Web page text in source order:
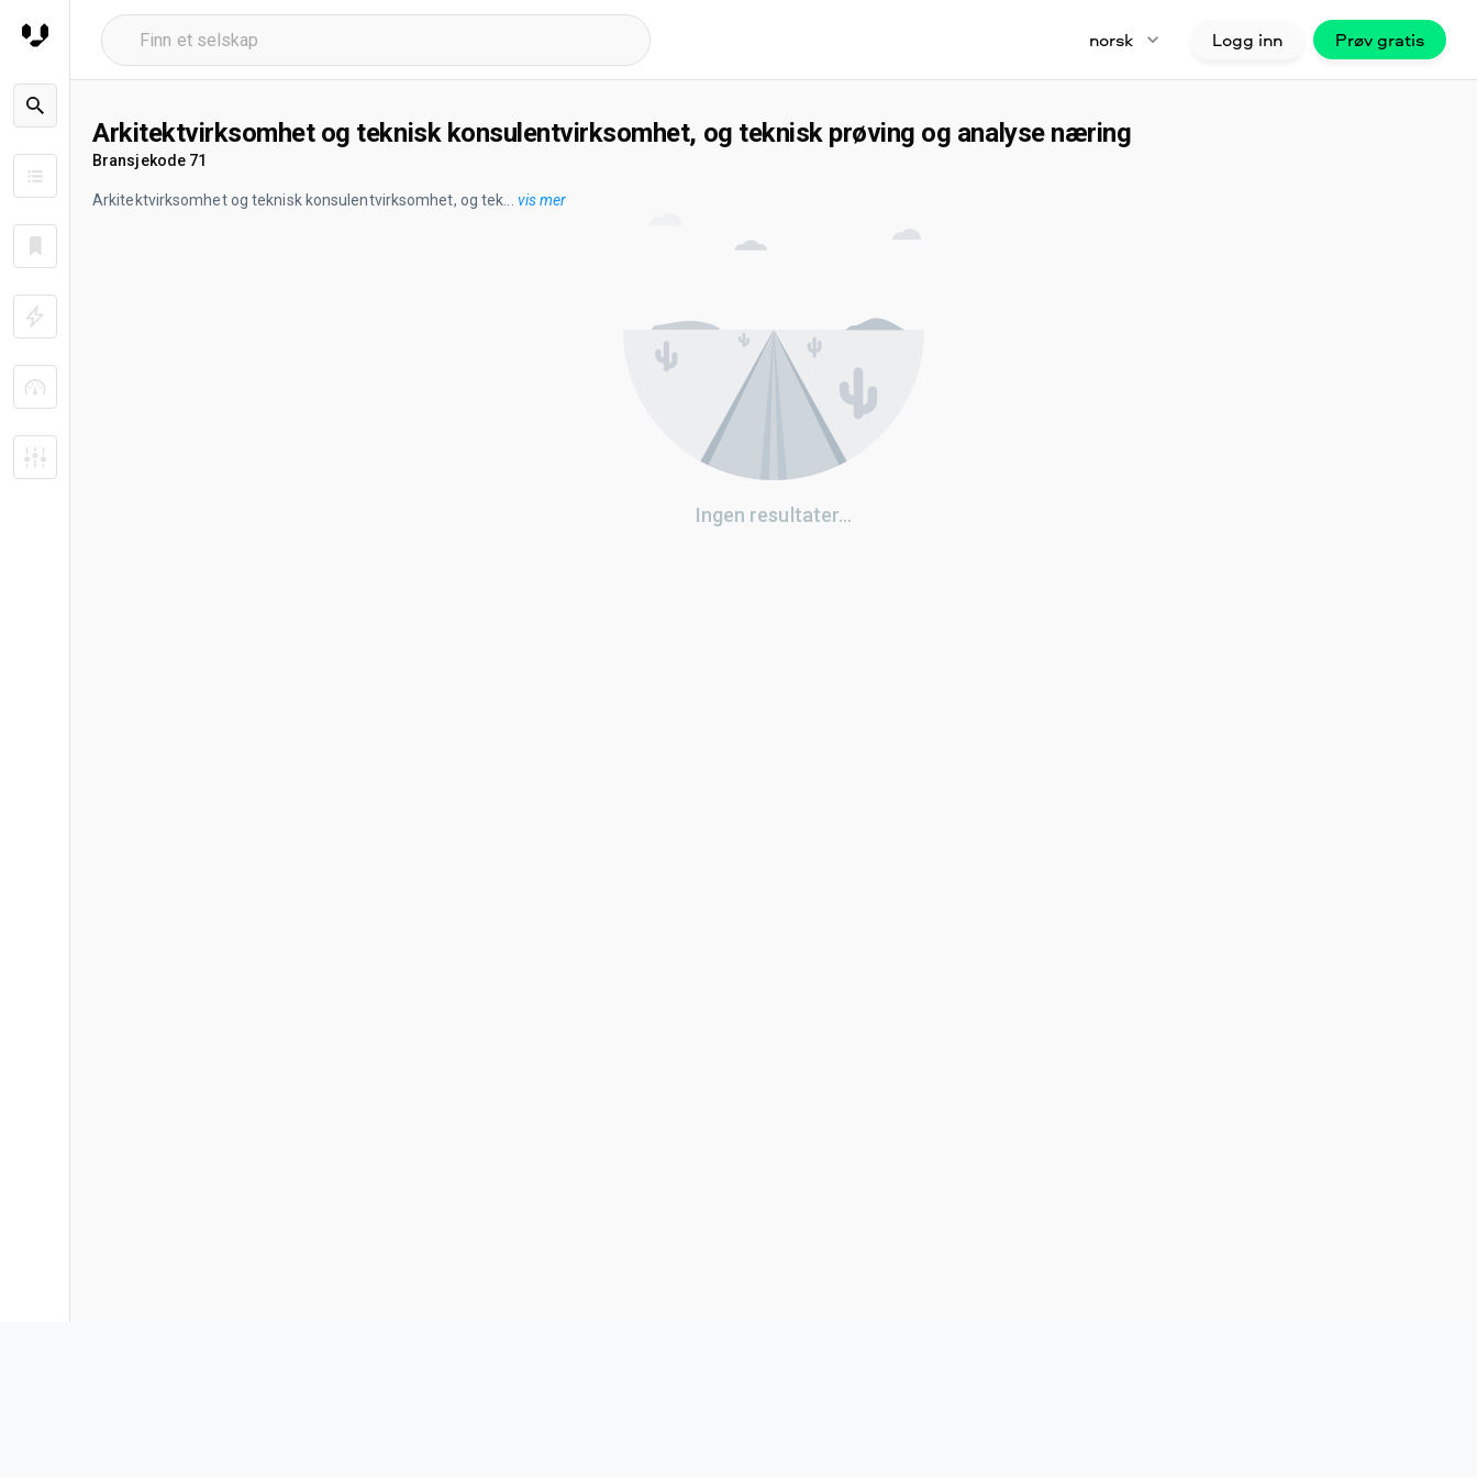
norsk Logg inn Prøv gratis
Arkitektvirksomhet og teknisk konsulentvirksomhet, og teknisk prøving og analyse næring
Bransjekode 71
Arkitektvirksomhet og teknisk konsulentvirksomhet, og tek vis mer
Ingen resultater...